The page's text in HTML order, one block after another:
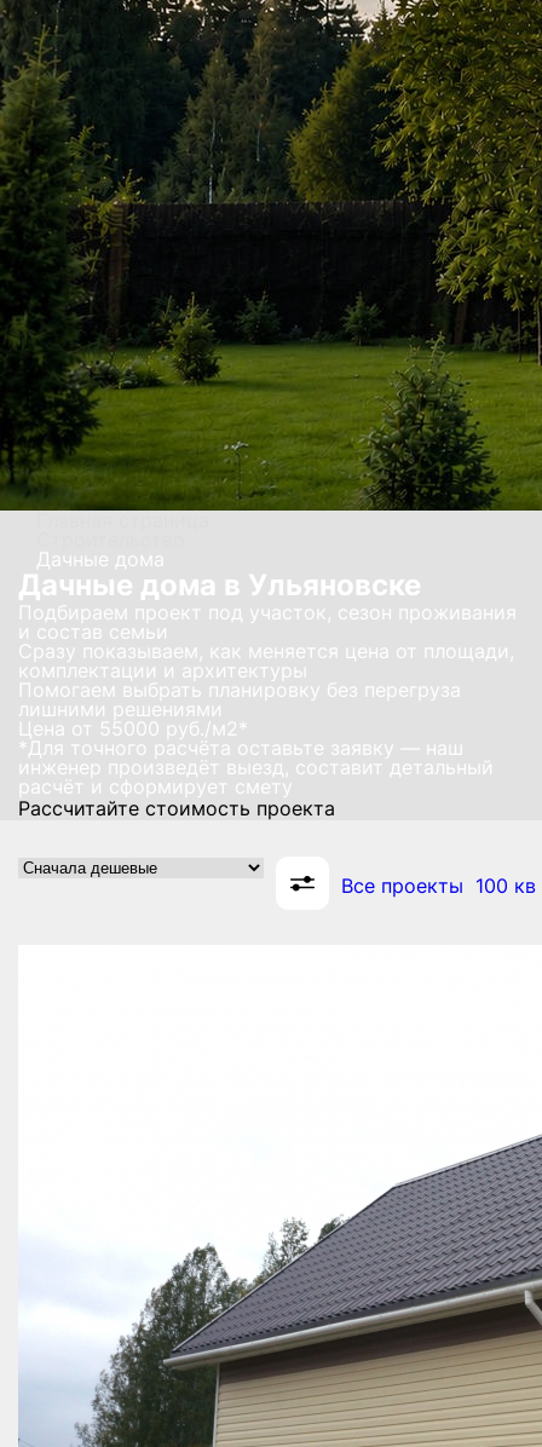
Дачные дома
Дачные дома в Ульяновске
Подбираем проект под участок, сезон проживания
и состав семьи
Сразу показываем, как меняется цена от площади,
комплектации и архитектуры
Помогаем выбрать планировку без перегруза
лишними решениями
Цена от 55000 руб./м2*
*Для точного расчёта оставьте заявку — наш
инженер произведёт выезд, составит детальный
расчёт и сформирует смету
Рассчитайте стоимость проекта
Все проекты 100